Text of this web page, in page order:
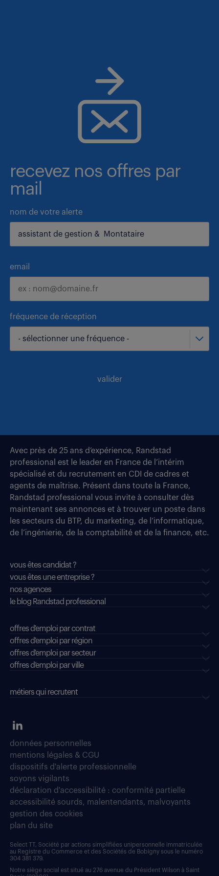
recevez nos offres par
mail
nom de votre alerte
email
fréquence de réception
- sélectionner une fréquence -
valider
Avec près de 25 ans d’expérience, Randstad
professional est le leader en France de l’intérim
spécialisé et du recrutement en CDI de cadres et
agents de maîtrise. Présent dans toute la France,
Randstad professional vous invite à consulter dès
maintenant ses annonces et à trouver un poste dans
les secteurs du BTP, du marketing, de l’informatique,
de l’ingénierie, de la comptabilité et de la finance, etc.
vous êtes candidat ?
vous êtes une entreprise ?
nos agences
le blog Randstad professional
offres d'emploi par contrat
offres d'emploi par région
offres d'emploi par secteur
offres d’emploi par ville
métiers qui recrutent
données personnelles
mentions légales & CGU
dispositifs d'alerte professionnelle
soyons vigilants
déclaration d'accessibilité : conformité partielle
accessibilité sourds, malentendants, malvoyants
gestion des cookies
plan du site
Select TT, Société par actions simplifiées unipersonnelle immatriculée
au Registre du Commerce et des Sociétés de Bobigny sous le numéro
304 381 379.
Notre siège social est situé au 276 avenue du Président Wilson à Saint